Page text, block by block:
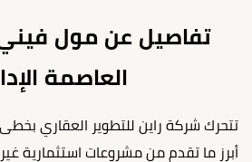
تفاصيل عن مول
العاصمة
تتحرك شركة راين للتطوير العقاري
أبرز ما تقدم من مشروعات استثمارية